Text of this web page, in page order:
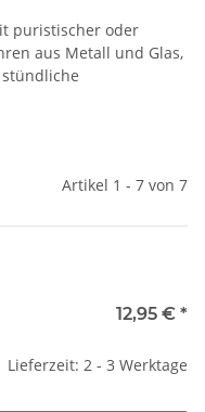
puristischer oder
aus Metall und Glas,
Artikel 1 - 7 von 7
12,95 € *
Lieferzeit: 2 - 3 Werktage